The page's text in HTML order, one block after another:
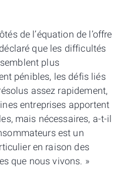
de l’équation de l’offre
que les difficultés
plus
pénibles, les défis liés
assez rapidement,
entreprises apportent
mais nécessaires, a-t-il
est un
en raison des
que nous vivons. »